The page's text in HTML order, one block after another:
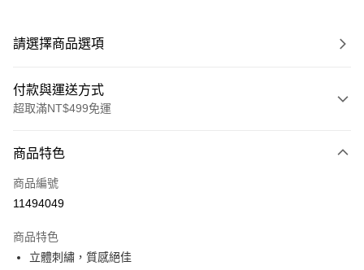
請選擇商品選項
付款與運送方式
超取滿NT$499免運
信用卡一次付款
超商取貨付款
Apple Pay
商品特色
商品編號
11494049
商品特色
立體刺繡，質感絕佳